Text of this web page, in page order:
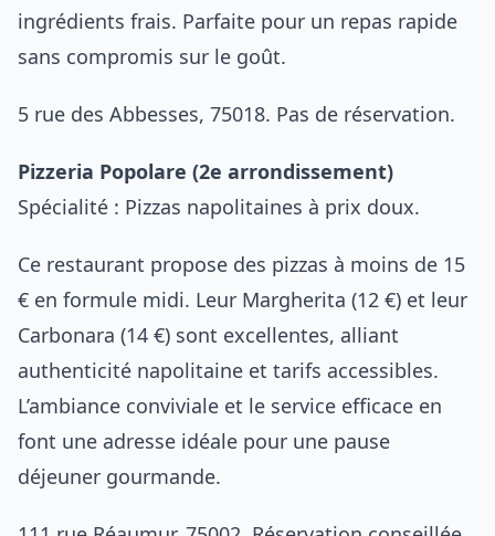
ingrédients frais. Parfaite pour un repas rapide
sans compromis sur le goût.
5 rue des Abbesses, 75018. Pas de réservation.
Pizzeria Popolare (2e arrondissement)
Spécialité : Pizzas napolitaines à prix doux.
Ce restaurant propose des pizzas à moins de 15
€ en formule midi. Leur Margherita (12 €) et leur
Carbonara (14 €) sont excellentes, alliant
authenticité napolitaine et tarifs accessibles.
L’ambiance conviviale et le service efficace en
font une adresse idéale pour une pause
déjeuner gourmande.